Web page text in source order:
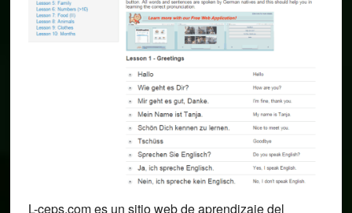
L-ceps.com es un sitio web de aprendizaje del